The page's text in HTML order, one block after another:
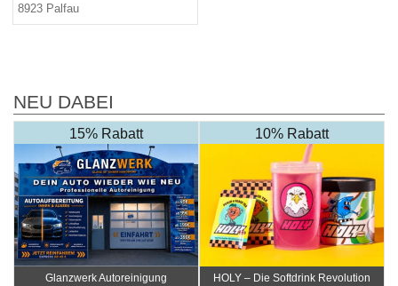
8923 Palfau
NEU DABEI
15% Rabatt
Glanzwerk Autoreinigung
10% Rabatt
HOLY – Die Softdrink Revolution